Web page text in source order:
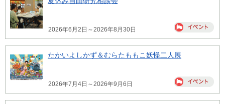
2026年6月2日～2026年8月30日
たかいよしかず＆むらたももこ妖怪二人展
2026年7月4日～2026年9月6日